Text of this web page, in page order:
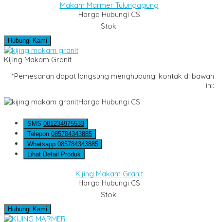
Makam Marmer Tulungagung
Harga Hubungi CS
Stok:
Hubungi Kami
Kijing Makam Granit
*Pemesanan dapat langsung menghubungi kontak di bawah
ini:
Harga Hubungi CS
SMS 081234975533
Telepon 085784343885
Whatsapp 085784343885
Lihat Detail Produk
Kijing Makam Granit
Harga Hubungi CS
Stok:
Hubungi Kami